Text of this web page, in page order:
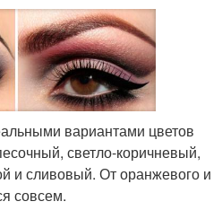
вариантами цветов
светло-коричневый,
и сливовый. От оранжевого и
совсем.